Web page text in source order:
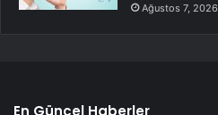
Ağustos 7, 2026
En Güncel Haberler